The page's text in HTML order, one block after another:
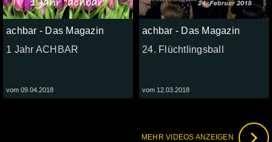
achbar - Das Magazin
1 Jahr ACHBAR
vom 09.04.2018
achbar - Das Magazin
24. Flüchtlingsball
vom 12.03.2018
MEHR VIDEOS ANZEIGEN